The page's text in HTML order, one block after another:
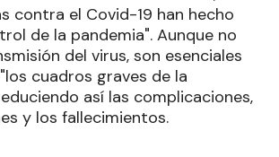
contra el Covid-19 han hecho
de la pandemia". Aunque no
del virus, son esenciales
cuadros graves de la
así las complicaciones,
y los fallecimientos.